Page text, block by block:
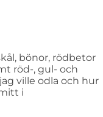
bönor, rödbetor
röd-, gul- och
ville odla och hur
i